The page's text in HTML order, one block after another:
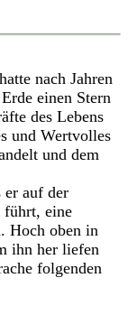
nach Jahren
einen Stern
des Lebens
und Wertvolles
und dem
er auf der
führt, eine
Hoch oben in
ihn her liefen
folgenden